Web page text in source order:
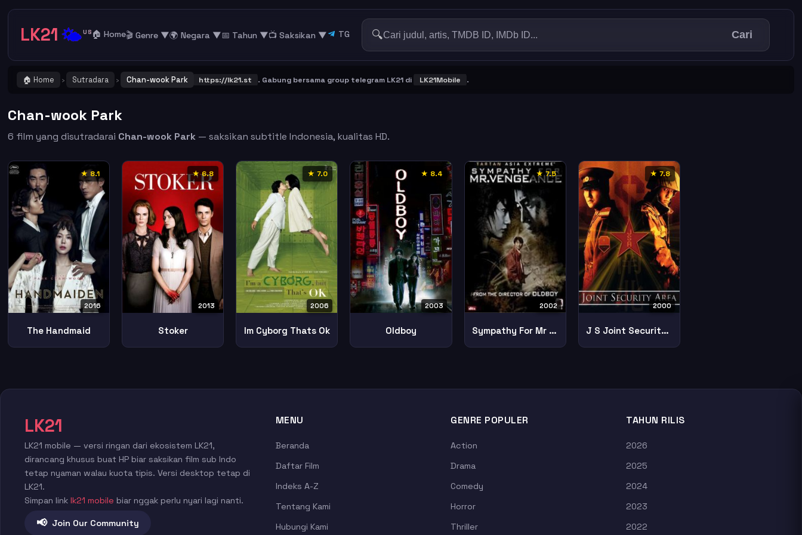
LK21🌤️US 🏠 Home🎬 Genre ▼🌍 Negara ▼📅 Tahun ▼📺 Saksikan ▼ TG 🔍 Cari
🏠 Home › Sutradara › Chan-wook Park
! Catat dan Bookmark alamat URL LK21 https://lk21.st . Gabung bersama group telegram LK21 di LK21Mobile .
Chan-wook Park
6 film yang disutradarai Chan-wook Park — saksikan subtitle Indonesia, kualitas HD.
★ 8.1
2016
The Handmaid
★ 6.8
2013
Stoker
★ 7.0
2006
Im Cyborg Thats Ok
★ 8.4
2003
Oldboy
★ 7.5
2002
Sympathy For Mr Vengeance
★ 7.8
2000
J S Joint Security Area
LK21
LK21 mobile — versi ringan dari ekosistem LK21,
dirancang khusus buat HP biar saksikan film sub Indo
tetap nyaman walau kuota tipis. Versi desktop tetap di
LK21.
Simpan link lk21 mobile biar nggak perlu nyari lagi nanti.
📢 Join Our Community
MENU
Beranda
Daftar Film
Indeks A-Z
Tentang Kami
Hubungi Kami
GENRE POPULER
Action
Drama
Comedy
Horror
Thriller
TAHUN RILIS
2026
2025
2024
2023
2022